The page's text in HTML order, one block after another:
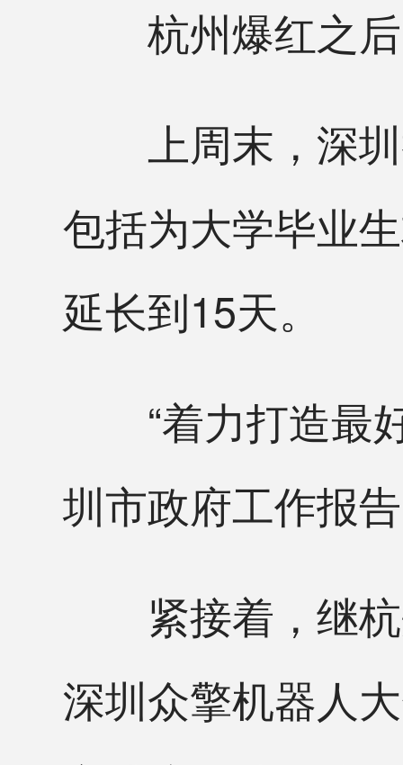
杭州爆红之后
上周末，深圳
包括为大学毕业
延长到15天。
“着力打造最好
圳市政府工作报
紧接着，继杭
深圳众擎机器人